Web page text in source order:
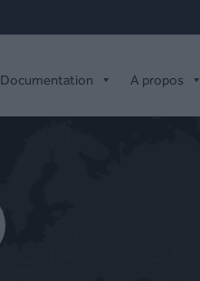
Documentation A propos